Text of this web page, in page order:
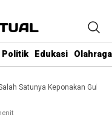
Politik Edukasi Olahraga
Keponakan Gubernur